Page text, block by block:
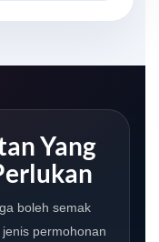
Yang
boleh semak
permohonan